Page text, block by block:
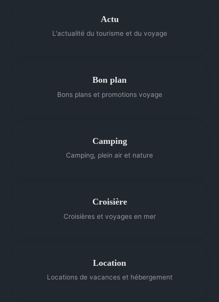
Actu
L'actualité du tourisme et du voyage
Bon plan
Bons plans et promotions voyage
Camping
Camping, plein air et nature
Croisière
Croisières et voyages en mer
Location
Locations de vacances et hébergement